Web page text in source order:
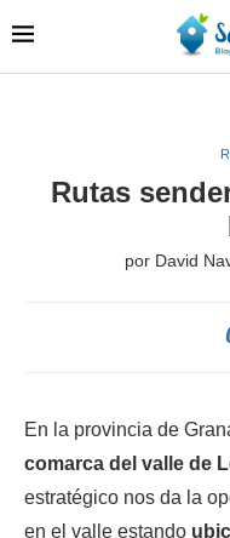
Rutas
por David
En la provincia de
comarca del valle de
estratégico nos da la
en el valle estando